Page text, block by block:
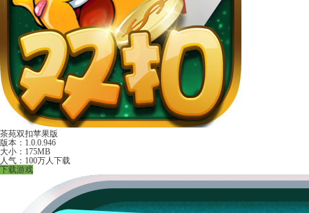
茶苑双扣苹果版
版本：1.0.0.946
大小：175MB
人气：100万人下载
下载游戏